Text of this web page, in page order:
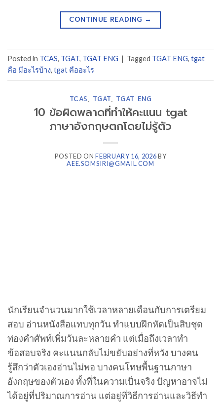
CONTINUE READING →
Posted in TCAS, TGAT, TGAT ENG | Tagged TGAT ENG, tgat
คือ มีอะไรบ้าง, tgat คืออะไร
TCAS, TGAT, TGAT ENG
10 ข้อผิดพลาดที่ทำให้คะแนน tgat
ภาษาอังกฤษตกโดยไม่รู้ตัว
POSTED ONFEBRUARY 16, 2026BY
AEE.SOMSIRI@GMAIL.COM
นักเรียนจำนวนมากใช้เวลาหลายเดือนกับการเตรียม
สอบ อ่านหนังสือแทบทุกวัน ทำแบบฝึกหัดเป็นสิบชุด
ท่องคำศัพท์เพิ่มวันละหลายคำ แต่เมื่อถึงเวลาทำ
ข้อสอบจริง คะแนนกลับไม่ขยับอย่างที่หวัง บางคน
รู้สึกว่าตัวเองอ่านไม่พอ บางคนโทษพื้นฐานภาษา
อังกฤษของตัวเอง ทั้งที่ในความเป็นจริง ปัญหาอาจไม่
ได้อยู่ที่ปริมาณการอ่าน แต่อยู่ที่วิธีการอ่านและวิธีทำ